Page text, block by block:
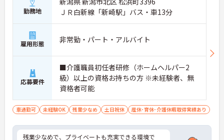
勤務地
ＪＲ白新線「新崎駅」バス・車13分
雇用形態 非常勤・パート・アルバイト
応募要件
■介護職員初任者研修（ホームヘルパー2
級）以上の資格お持ちの方 ※未経験者、無
資格者可能
車通勤可 未経験OK 残業少なめ 土日祝休 産休･育休･介護休暇取得実績あり
残業少なめで、プライベートも充実できる環境で